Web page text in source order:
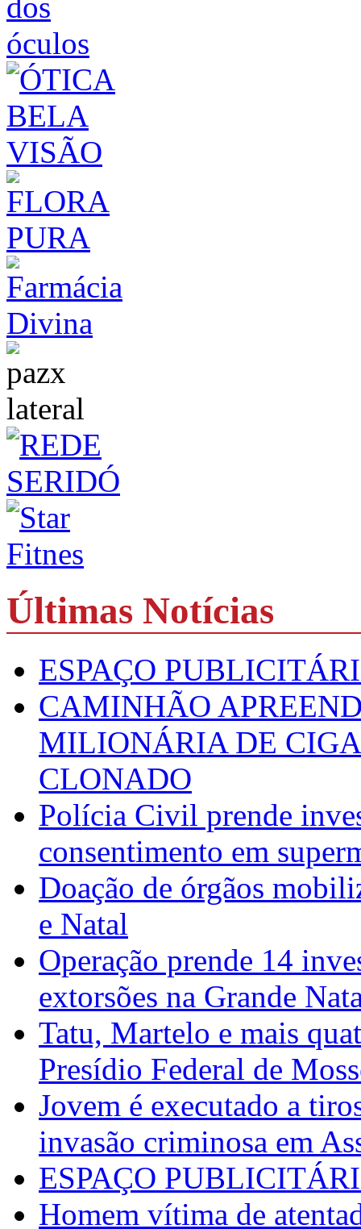
Últimas Notícias
ESPAÇO
CAMINHÃO
MILIONÁRIA DE
CLONADO
Polícia Civil prende
consentimento em
Doação de órgãos
e Natal
Operação prende 14
extorsões na Grande
Tatu, Martelo e mais
Presídio Federal de
Jovem é executado a
invasão criminosa em
ESPAÇO
Homem vítima de